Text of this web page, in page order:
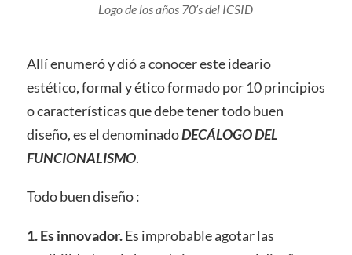
Logo de los años 70’s del ICSID
Allí enumeró y dió a conocer este ideario
estético, formal y ético formado por 10 principios
o características que debe tener todo buen
diseño, es el denominadoDECÁLOGO DEL
FUNCIONALISMO.
Todo buen diseño :
1. Es innovador.Es improbable agotar las